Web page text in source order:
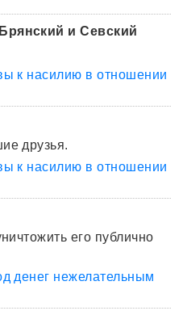
и Севский
к насилию в отношении
друзья.
к насилию в отношении
его публично
денег нежелательным